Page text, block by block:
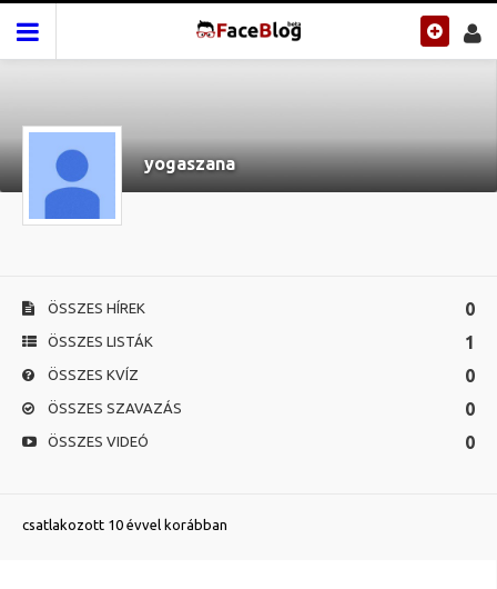
yogaszana
ÖSSZES HÍREK 0
ÖSSZES LISTÁK 1
ÖSSZES KVÍZ 0
ÖSSZES SZAVAZÁS 0
ÖSSZES VIDEÓ 0
csatlakozott 10 évvel korábban